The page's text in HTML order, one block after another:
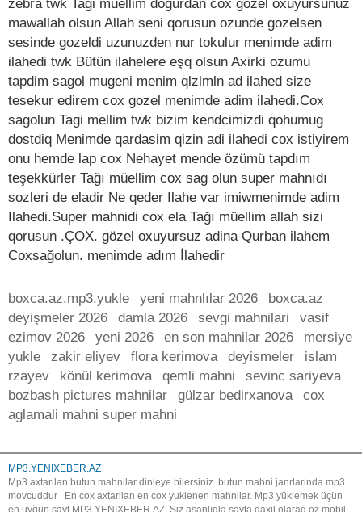
zebra twk Tagi muellim dogurdan cox gozel oxuyursunuz
mawallah olsun Allah seni qorusun ozunde gozelsen
sesinde gozeldi uzunuzden nur tokulur menimde adim
ilahedi twk Bütün ilahelere eşq olsun Axirki ozumu
tapdim sagol mugeni menim qlzlmln ad ilahed size
tesekur edirem cox gozel menimde adim ilahedi.Cox
sagolun Tagi mellim twk bizim kendcimizdi qohumug
dostdiq Menimde qardasim qizin adi ilahedi cox istiyirem
onu hemde lap cox Nehayet mende özümü tapdım
teşekkürler Tağı müellim cox sag olun super mahnıdı
sozleri de eladir Ne qeder Ilahe var imiwmenimde adim
Ilahedi.Super mahnidi cox ela Tağı müellim allah sizi
qorusun .ÇOX. gözel oxuyursuz adina Qurban ilahem
Coxsağolun. menimde adım İlahedir
boxca.az.mp3.yukle yeni mahnlılar 2026
boxca.az
deyişmeler 2026
damla 2026 sevgi mahnilari
vasif
ezimov 2026
yeni 2026 en son mahnilar 2026
mersiye
yukle
zakir eliyev flora kerimova deyismeler
islam
rzayev
könül kerimova qemli mahni
sevinc sariyeva
bozbash pictures mahnilar
gülzar bedirxanova
cox
aglamali mahni super mahni
MP3.YENIXEBER.AZ
Mp3 axtarilan butun mahnilar dinleye bilersiniz. butun mahni janrlarinda mp3
movcuddur . En cox axtarilan en cox yuklenen mahnilar. Mp3 yüklemek üçün
en uyğun sayt MP3.YENIXEBER.AZ. Siz asanlıqla sayta daxil olaraq öz mobil